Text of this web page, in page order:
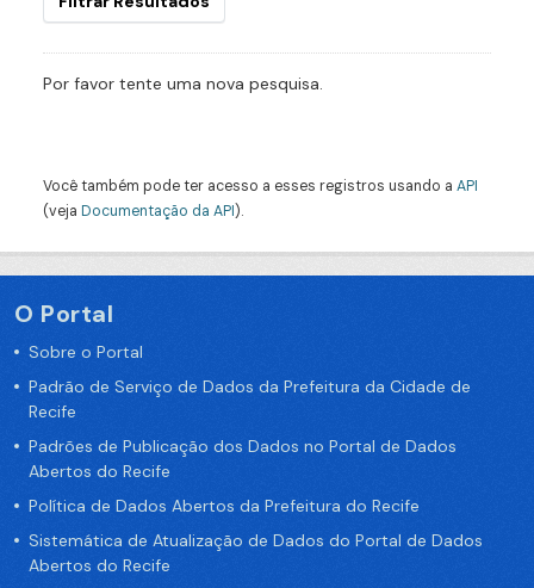
Por favor tente uma nova pesquisa.
Você também pode ter acesso a esses registros usando a API
(veja Documentação da API).
O Portal
Sobre o Portal
Padrão de Serviço de Dados da Prefeitura da Cidade de
Recife
Padrões de Publicação dos Dados no Portal de Dados
Abertos do Recife
Política de Dados Abertos da Prefeitura do Recife
Sistemática de Atualização de Dados do Portal de Dados
Abertos do Recife